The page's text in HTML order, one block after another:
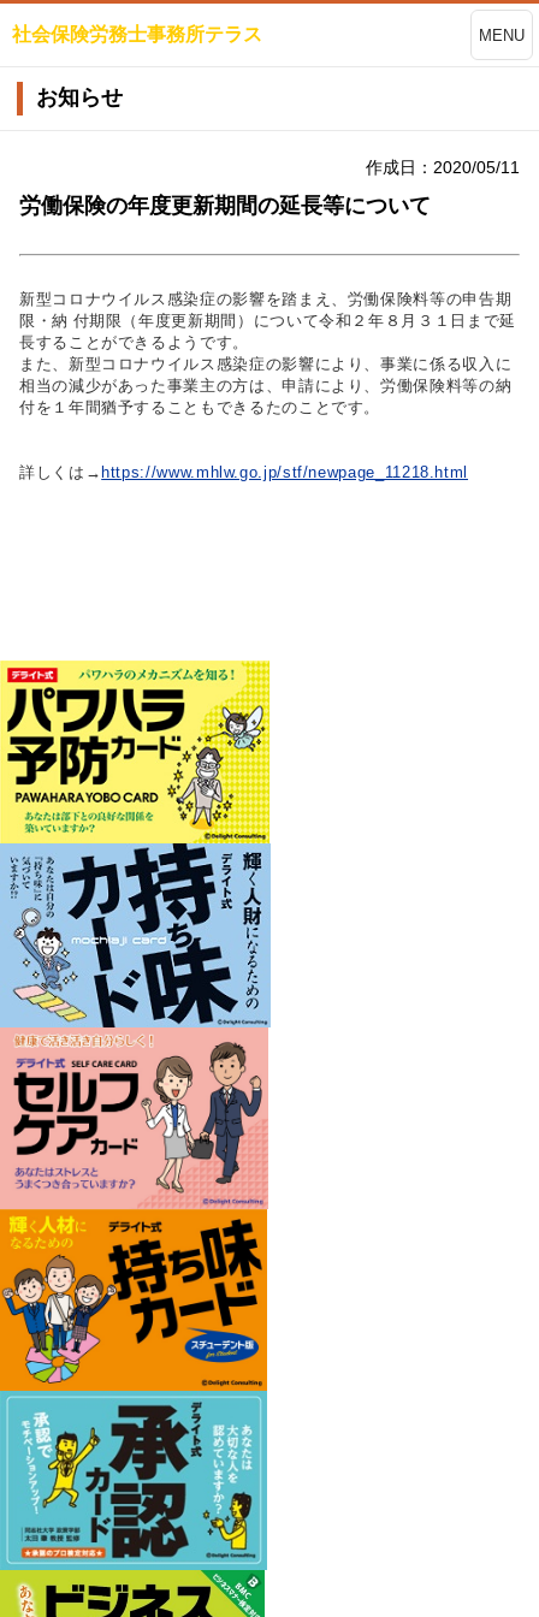
社会保険労務士事務所テラス MENU
お知らせ
作成日：2020/05/11
労働保険の年度更新期間の延長等について
新型コロナウイルス感染症の影響を踏まえ、労働保険料等の申告期
限・納 付期限（年度更新期間）について令和２年８月３１日まで延
長することができるようです。
また、新型コロナウイルス感染症の影響により、事業に係る収入に
相当の減少があった事業主の方は、申請により、労働保険料等の納
付を１年間猶予することもできるたのことです。
詳しくは→ https://www.mhlw.go.jp/stf/newpage_11218.html